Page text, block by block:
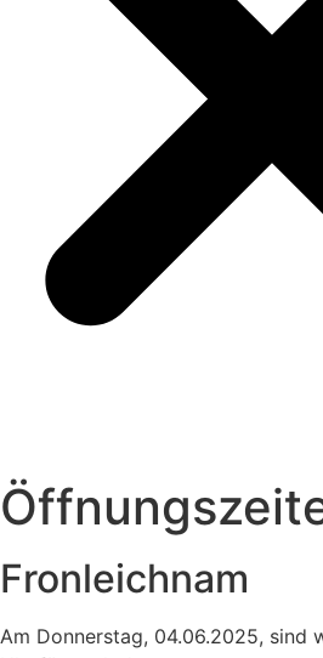
Fronleichnam
Am Donnerstag, 04.06.2025, sind